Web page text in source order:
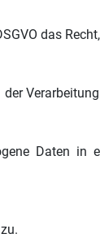
das
Verarbeitung
Daten in